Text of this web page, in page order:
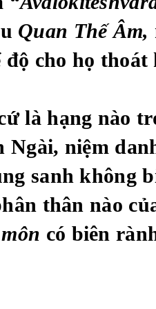
Quan Thế Âm,
cho họ thoát
là hạng nào
Ngài, niệm
sanh không
thân nào
có biên